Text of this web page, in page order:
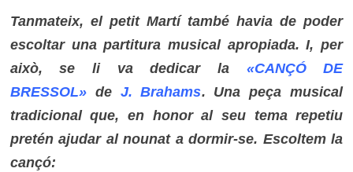
Tanmateix, el petit Martí també havia de poder
escoltar una partitura musical apropiada. I, per
això, se li va dedicar la «CANÇÓ DE
BRESSOL»de J. Brahams. Una peça musical
tradicional que, en honor al seu tema repetiu
pretén ajudar al nounat a dormir-se. Escoltem la
cançó: